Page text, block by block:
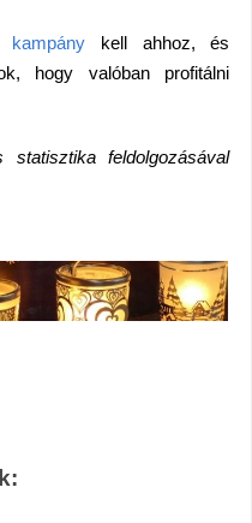
kampány kell ahhoz, és
hogy valóban profitálni
feldolgozásával